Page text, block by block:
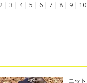
| 3 | 4| 5 | 6 | 7 | 8 | 9 | 10
ニット